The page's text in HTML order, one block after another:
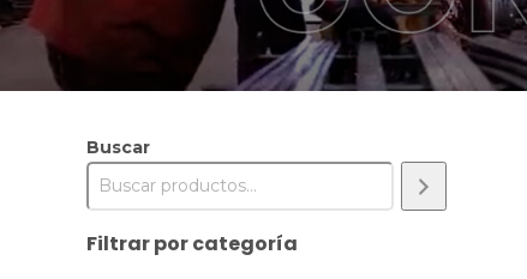
Buscar
Filtrar por categoría